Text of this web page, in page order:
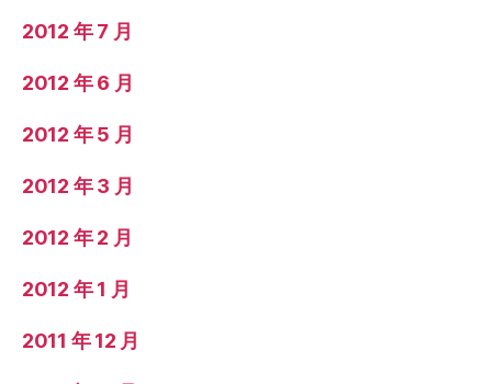
2012 年 7 月
2012 年 6 月
2012 年 5 月
2012 年 3 月
2012 年 2 月
2012 年 1 月
2011 年 12 月